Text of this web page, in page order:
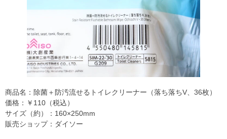
商品名：除菌＋防汚流せるトイレクリーナー（落ち落ちV、36枚）
価格：￥110（税込）
サイズ（約）：160×250mm
販売ショップ：ダイソー